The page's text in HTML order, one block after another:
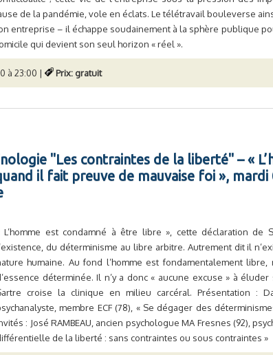
de la pandémie, vole en éclats. Le télétravail bouleverse
entreprise – il échappe soudainement à la sphère publique
qui devient son seul horizon « réel ».
à 23:00 | Prix: gratuit
"Les contraintes de la liberté" – «
il fait preuve de mauvaise foi », mardi
L’homme est condamné à être libre », cette déclaration de
du déterminisme au libre arbitre. Autrement dit il
humaine. Au fond l’homme est fondamentalement
déterminée. Il n’y a donc « aucune excuse » à
croise la clinique en milieu carcéral. Présentation :
membre ECF (78), « Se dégager des
: José RAMBEAU, ancien psychologue MA Fresnes (92),
de la liberté : sans contraintes ou sous contraintes »